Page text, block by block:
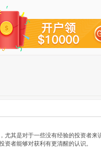
尤其是对于一些没有经验的投资者来
者能够对获利有更清醒的认识。